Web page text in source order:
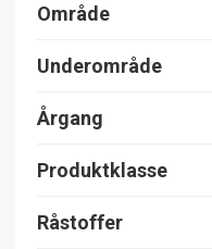
Område
Underområde
Årgang
Produktklasse
Råstoffer